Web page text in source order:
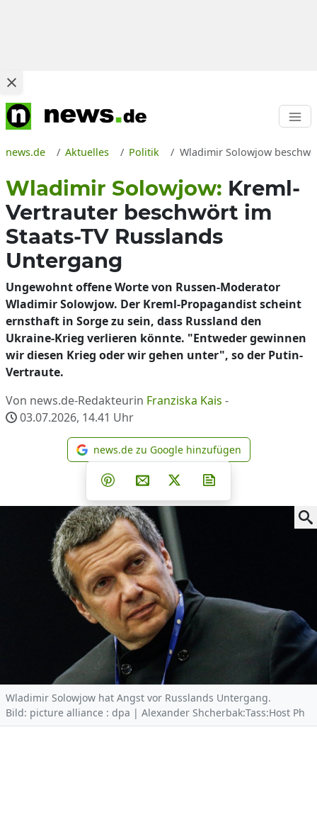
news.de Aktuelles Politik Wladimir Solowjow
Wladimir Solowjow: Kreml-
Vertrauter beschwört im
Staats-TV Russlands
Untergang
Ungewohnt offene Worte von Russen-Moderator
Wladimir Solowjow. Der Kreml-Propagandist scheint
ernsthaft in Sorge zu sein, dass Russland den
Ukraine-Krieg verlieren könnte. "Entweder gewinnen
wir diesen Krieg oder wir gehen unter", so der Putin-
Vertraute.
Von news.de-Redakteurin Franziska Kais -
03.07.2026, 14.41 Uhr
news.de zu Google
news.de zu Google hinzufügen
Teilen auf Facebook
Teilen auf Whatsapp
Teilen auf Telegram
Teilen auf Pinterest
Per E-Mail teilen
Post auf X
Wladimir Solowjow hat Angst vor Russlands Untergang.
Bild: picture alliance : dpa | Alexander Shcherbak:Tass:Host Ph